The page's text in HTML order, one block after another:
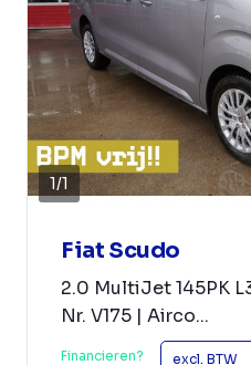
1/1
Fiat Scudo
2.0 MultiJet 145PK
Nr. V175 | Airco...
Financieren? excl. BTW